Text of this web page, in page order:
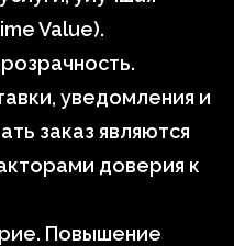
Value).
уведомления и
заказ являются
доверия к
Повышение